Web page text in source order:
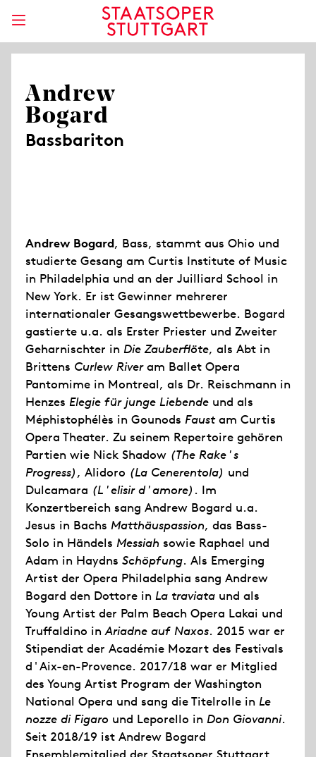
Andrew
Bogard
Bassbariton
Andrew Bogard, Bass, stammt aus Ohio und
studierte Gesang am Curtis Institute of Music
in Philadelphia und an der Juilliard School in
New York. Er ist Gewinner mehrerer
internationaler Gesangswettbewerbe. Bogard
gastierte u.a. als Erster Priester und Zweiter
Geharnischter in Die Zauberflöte, als Abt in
Brittens Curlew Riveram Ballet Opera
Pantomime in Montreal, als Dr. Reischmann in
Henzes Elegie für junge Liebende und als
Méphistophélès in Gounods Faustam Curtis
Opera Theater. Zu seinem Repertoire gehören
Partien wie Nick Shadow (The Rake's
Progress), Alidoro (La Cenerentola) und
Dulcamara (L'elisir d'amore) . Im
Konzertbereich sang Andrew Bogard u.a.
Jesus in Bachs Matthäuspassion, das Bass-
Solo in Händels Messiah sowie Raphael und
Adam in Haydns Schöpfung. Als Emerging
Artist der Opera Philadelphia sang Andrew
Bogard den Dottore in La traviata und als
Young Artist der Palm Beach Opera Lakai und
Truffaldino inAriadne auf Naxos. 2015 war er
Stipendiat der Académie Mozart des Festivals
d'Aix-en-Provence. 2017/18 war er Mitglied
des Young Artist Program der Washington
National Opera und sang die Titelrolle in Le
nozze di Figaro und Leporello in Don Giovanni.
Seit 2018/19 ist Andrew Bogard